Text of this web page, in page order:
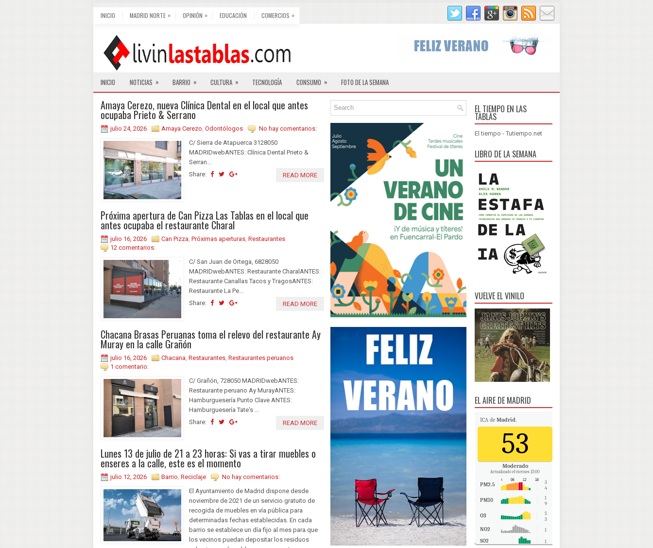
INICIO MADRID NORTE » OPINIÓN » EDUCACIÓN COMERCIOS »
INICIO NOTICIAS » BARRIO » CULTURA » TECNOLOGÍA CONSUMO » FOTO DE LA SEMANA
Amaya Cerezo, nueva Clínica Dental en el local que antes
ocupaba Prieto & Serrano
julio 24, 2026 Amaya Cerezo, Odontólogos
No hay comentarios:
C/ Sierra de Atapuerca 3128050
MADRIDwebANTES: Clínica Dental Prieto &
Serran...
Share:
READ MORE
Próxima apertura de Can Pizza Las Tablas en el local que
antes ocupaba el restaurante Charal
julio 16, 2026 Can Pizza, Próximas aperturas, Restaurantes
12 comentarios:
C/ San Juan de Ortega, 6828050
MADRIDwebANTES: Restaurante CharalANTES:
Restaurante Canallas Tacos y TragosANTES:
Restaurante La Pe...
Share:
READ MORE
Chacana Brasas Peruanas toma el relevo del restaurante Ay
Muray en la calle Grañón
julio 16, 2026 Chacana, Restaurantes, Restaurantes peruanos
1 comentario:
C/ Grañón, 728050 MADRIDwebANTES:
Restaurante peruano Ay MurayANTES:
Hamburguesería Punto Clave ANTES:
Hamburguesería Tate's ...
Share:
READ MORE
Lunes 13 de julio de 21 a 23 horas: Si vas a tirar muebles o
enseres a la calle, este es el momento
julio 12, 2026 Barrio, Reciclaje
No hay comentarios:
El Ayuntamiento de Madrid dispone desde
noviembre de 2021 de un servicio gratuito de
recogida de muebles en vía pública para
determinadas fechas establecidas. En cada
barrio se establece un día fijo al mes para que
los vecinos puedan depositar los residuos
EL TIEMPO EN LAS
TABLAS
El tiempo - Tutiempo.net
LIBRO DE LA SEMANA
VUELVE EL VINILO
EL AIRE DE MADRID
ICA de Madrid.
53
Moderado
Actualizado el viernes 15:00
PM2.5
3
4
PM10
1
9
O3
5
3
NO2 1
SO2 1